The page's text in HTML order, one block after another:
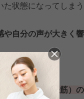
状態になってしまう
や自分の声が大きく響
す筋肉（鼓膜張筋）の